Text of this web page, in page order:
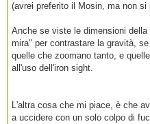
(avrei preferito il Mosin, ma non
Anche se viste le dimensioni
mira" per contrastare la gravità,
quelle che zoomano tanto, e
all'uso dell'iron sight.
L'altra cosa che mi piace, è che
a uccidere con un solo colpo di